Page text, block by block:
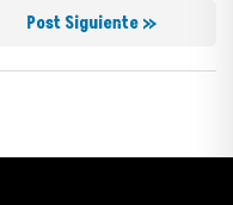
Post Siguiente »